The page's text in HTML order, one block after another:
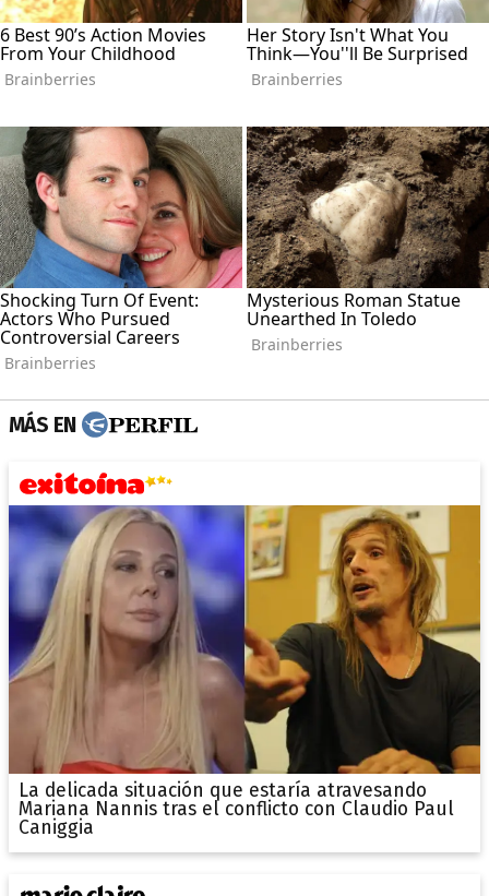
MÁS EN
La delicada situación que estaría atravesando
Mariana Nannis tras el conflicto con Claudio Paul
Caniggia